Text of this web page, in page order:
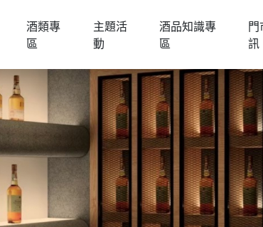
酒類專
區
主題活
動
酒品知識專
區
門
訊